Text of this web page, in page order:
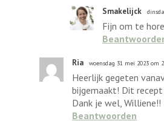
Smakelijck
Fijn om te
Ria woensdag 31 mei 2023 om
Heerlijk gegeten
bijgemaakt! Dit
Dank je wel, Williene!!
Beantwoorden